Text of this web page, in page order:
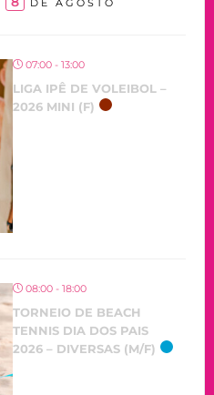
DE AGOSTO
07:00 - 13:00
LIGA IPÊ DE VOLEIBOL –
2026 MINI (F)
08:00 - 18:00
TORNEIO DE BEACH
TENNIS DIA DOS PAIS
2026 – DIVERSAS (M/F)